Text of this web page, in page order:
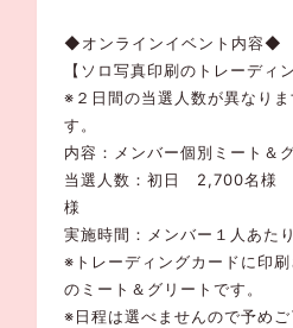
◆オンラインイベント内容◆
【ソロ写真印刷のトレーディ
※２日間の当選人数が異なり
す。
内容：メンバー個別ミート＆
当選人数：初日 2,700名
様
実施時間：メンバー１人あた
※トレーディングカードに印
のミート＆グリートです。
※日程は選べませんので予めご